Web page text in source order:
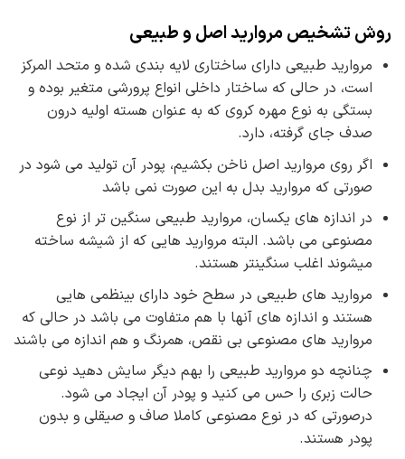
روش تشخیص مروارید اصل و طبیعی
مروارید طبیعی دارای ساختاری لایه بندی شده و متحد المرکز
است، در حالی که ساختار داخلی انواع پرورشی متغیر بوده و
بستگی به نوع مهره کروی که به عنوان هسته اولیه درون
صدف جای گرفته، دارد.
اگر روی مروارید اصل ناخن بکشیم، پودر آن تولید می شود در
صورتی که مروارید بدل به این صورت نمی باشد
در اندازه های یکسان، مروارید طبیعی سنگین تر از نوع
مصنوعی می باشد. البته مروارید هایی که از شیشه ساخته
میشوند اغلب سنگینتر هستند.
مروارید های طبیعی در سطح خود دارای بینظمی هایی
هستند و اندازه های آنها با هم متفاوت می باشد در حالی که
مروارید های مصنوعی بی نقص، همرنگ و هم اندازه می باشند
چنانچه دو مروارید طبیعی را بهم دیگر سایش دهید نوعی
حالت زبری را حس می کنید و پودر آن ایجاد می شود.
درصورتی که در نوع مصنوعی کاملا صاف و صیقلی و بدون
پودر هستند.